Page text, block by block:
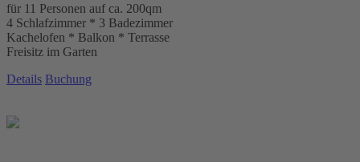
für 11 Personen auf ca. 200qm
4 Schlafzimmer * 3 Badezimmer
Kachelofen * Balkon * Terrasse
Freisitz im Garten
Details Buchung